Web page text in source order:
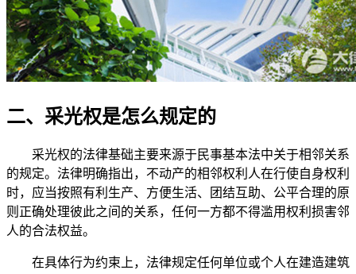
二、采光权是怎么规定的
采光权的法律基础主要来源于民事基本法中关于相邻关系
的规定。法律明确指出，不动产的相邻权利人在行使自身权利
时，应当按照有利生产、方便生活、团结互助、公平合理的原
则正确处理彼此之间的关系，任何一方都不得滥用权利损害邻
人的合法权益。
在具体行为约束上，法律规定任何单位或个人在建造建筑